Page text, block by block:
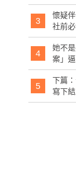
3
懷疑
社前
4
她不
案」
5
下篇
寫下